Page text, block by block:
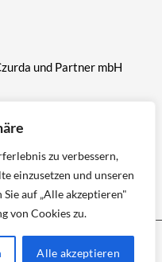
zu verbessern,
einzusetzen und unseren
auf „Alle akzeptieren"
von Cookies zu.
Alle akzeptieren
und Partner mbH